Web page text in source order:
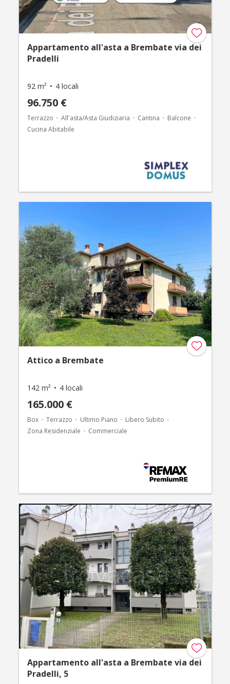
Appartamento all'asta a Brembate via dei
Pradelli
92 m² 4 locali
96.750 €
Terrazzo All'asta/Asta Giudiziaria Cantina
Balcone
Cucina Abitabile
Attico a Brembate
142 m² 4 locali
165.000 €
Box Terrazzo Ultimo Piano
Libero Subito
Zona Residenziale
Commerciale
Appartamento all'asta a Brembate via dei
Pradelli, 5